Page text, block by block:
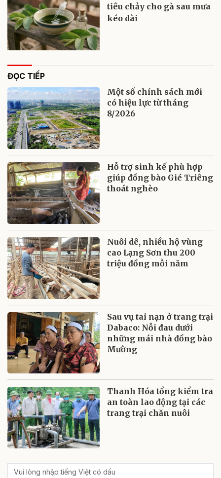
tiêu chảy cho gà sau mưa
kéo dài
ĐỌC TIẾP
Một số chính sách mới
có hiệu lực từ tháng
8/2026
Hỗ trợ sinh kế phù hợp
giúp đồng bào Gié Triêng
thoát nghèo
Nuôi dê, nhiều hộ vùng
cao Lạng Sơn thu 200
triệu đồng mỗi năm
Sau vụ tai nạn ở trang trại
Dabaco: Nỗi đau dưới
những mái nhà đồng bào
Mường
Thanh Hóa tổng kiểm tra
an toàn lao động tại các
trang trại chăn nuôi